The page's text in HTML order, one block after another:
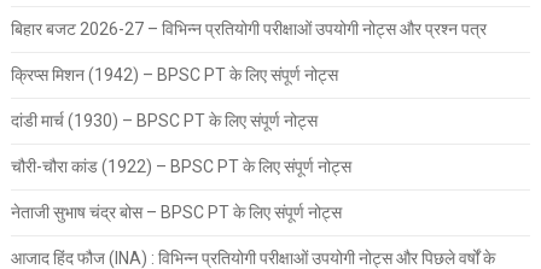
बिहार बजट 2026-27 – विभिन्न प्रतियोगी परीक्षाओं उपयोगी नोट्स और प्रश्न पत्र
क्रिप्स मिशन (1942) – BPSC PT के लिए संपूर्ण नोट्स
दांडी मार्च (1930) – BPSC PT के लिए संपूर्ण नोट्स
चौरी-चौरा कांड (1922) – BPSC PT के लिए संपूर्ण नोट्स
नेताजी सुभाष चंद्र बोस – BPSC PT के लिए संपूर्ण नोट्स
आजाद हिंद फौज (INA) : विभिन्न प्रतियोगी परीक्षाओं उपयोगी नोट्स और पिछले वर्षों के